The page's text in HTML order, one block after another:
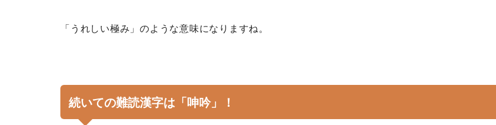
「うれしい極み」のような意味になりますね。
続いての難読漢字は「呻吟」！